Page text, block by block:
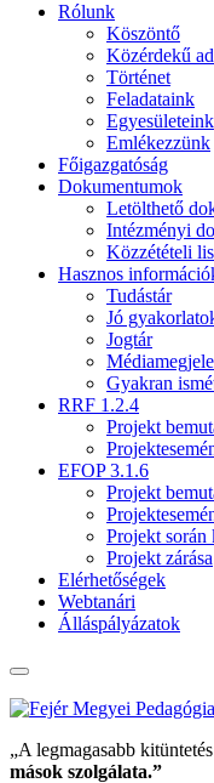
Rólunk
Köszöntő
Közérdekű
Történet
Feladataink
Egyesületeink
Emlékezzünk
Főigazgatóság
Dokumentumok
Letölthető
Intézményi
Közzétételi
Hasznos
Tudástár
Jó
Jogtár
Gyakran
RRF 1.2.4
Projekt
EFOP 3.1.6
Projekt
Projekt
Projekt zárása
Elérhetőségek
Webtanári
Álláspályázatok
„A legmagasabb kitüntetés
mások szolgálata.”